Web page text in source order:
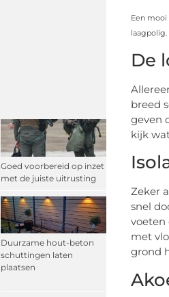
Goed voorbereid op inzet
met de juiste uitrusting
Duurzame hout-beton
schuttingen laten
plaatsen
Een mooi
De
breed
geven
kijk
Zeker
snel
voeten
met
grond